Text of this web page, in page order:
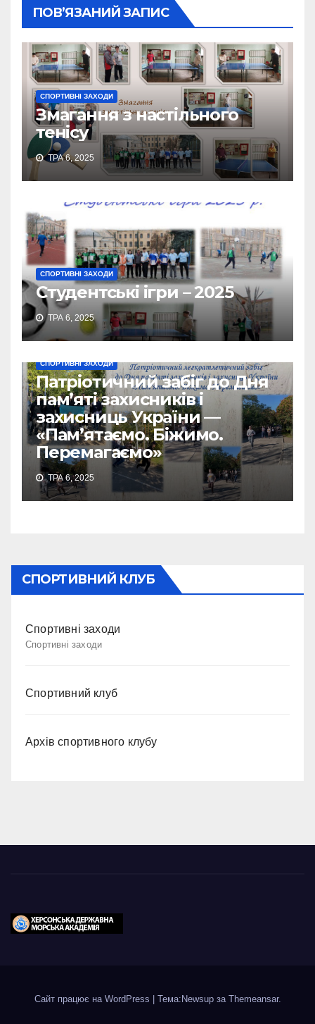
ПОВ’ЯЗАНИЙ ЗАПИС
СПОРТИВНІ ЗАХОДИ
Змагання з настільного
тенісу
ТРА 6, 2025
СПОРТИВНІ ЗАХОДИ
Студентські ігри – 2025
ТРА 6, 2025
СПОРТИВНІ ЗАХОДИ
Патріотичний забіг до Дня
пам’яті захисників і
захисниць України —
«Пам’ятаємо. Біжимо.
Перемагаємо»
ТРА 6, 2025
СПОРТИВНИЙ КЛУБ
Спортивні заходи
Спортивні заходи
Спортивний клуб
Архів спортивного клубу
Сайт працює на WordPress | Тема:Newsup за Themeansar.